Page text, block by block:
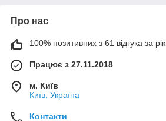
Про нас
100% позитивних з 61 відгука за рік
Працює з 27.11.2018
м. Київ
Київ, Україна
Контакти